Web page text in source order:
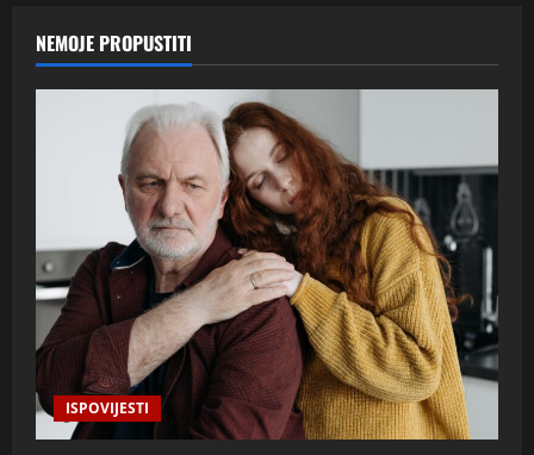
NEMOJE PROPUSTITI
ISPOVIJESTI